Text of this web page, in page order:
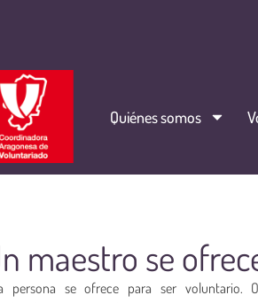
Quiénes somos
maestro se
persona se ofrece para ser